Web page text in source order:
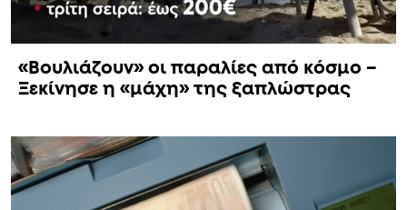
«Βουλιάζουν» οι παραλίες από κόσμο –
Ξεκίνησε η «μάχη» της ξαπλώστρας